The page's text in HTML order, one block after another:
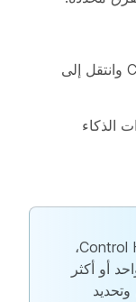
الذكاء
بعد تمكين رؤى التدريب في Control Hub،
أو أكثر